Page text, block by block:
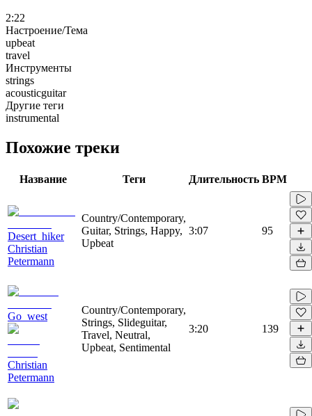
2:22
Настроение/Тема
upbeat
travel
Инструменты
strings
acousticguitar
Другие теги
instrumental
Похожие треки
Название Теги Длительность BPM
Desert_hiker
Christian
Petermann
Country/Contemporary,
Guitar, Strings, Happy,
Upbeat
3:07 95
Go_west
Christian
Petermann
Country/Contemporary,
Strings, Slideguitar,
Travel, Neutral,
Upbeat, Sentimental
3:20 139